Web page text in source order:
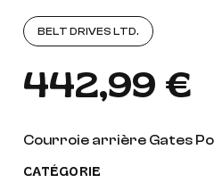
BELT DRIVES LTD.
442,99 €
Courroie arrière Gates
CATÉGORIE